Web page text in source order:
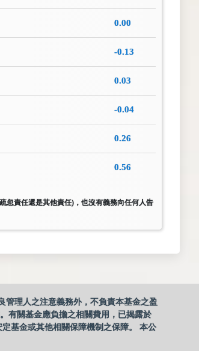
0.00
-0.13
0.03
-0.04
0.26
0.56
忽責任還是其他責任)，也沒有義務向任何人告
管理人之注意義務外，不負責本基金之盈
有關基金應負擔之相關費用，已揭露於
基金或其他相關保障機制之保障。 本公